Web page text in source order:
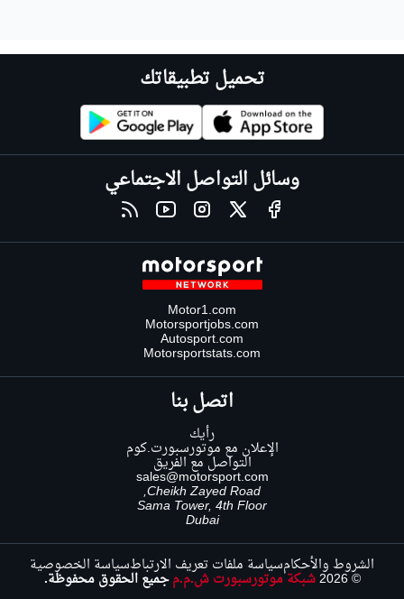
تحميل تطبيقاتك
وسائل التواصل الاجتماعي
Motor1.com
Motorsportjobs.com
Autosport.com
Motorsportstats.com
اتصل بنا
رأيك
الإعلان مع موتورسبورت.كوم
التواصل مع الفريق
sales@motorsport.com
Cheikh Zayed Road,
Sama Tower, 4th Floor
Dubai
© 2026 شبكة موتورسبورت ش.م.م جميع الحقوق محفوظة.
الشروط والأحكامسياسة ملفات تعريف الارتباطسياسة الخصوصية